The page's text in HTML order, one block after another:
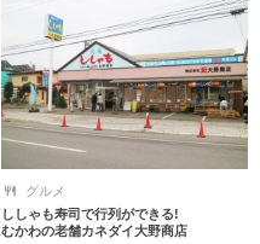
グルメ
ししゃも寿司で行列ができる!
むかわの老舗カネダイ大野商店